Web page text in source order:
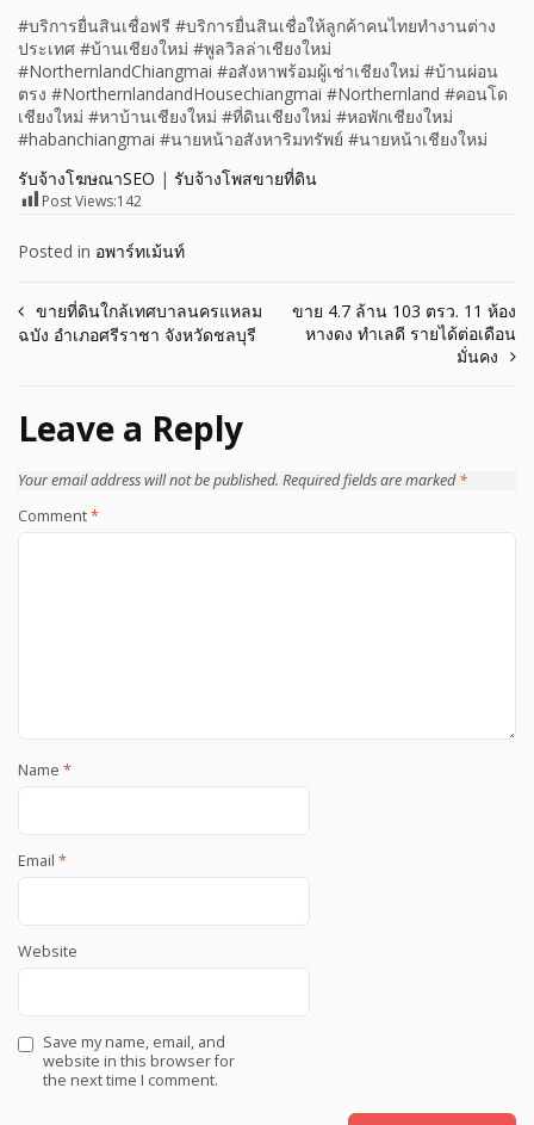
#บริการยื่นสินเชื่อฟรี #บริการยื่นสินเชื่อให้ลูกค้าคนไทยทำงานต่าง
ประเทศ #บ้านเชียงใหม่ #พูลวิลล่าเชียงใหม่
#NorthernlandChiangmai #อสังหาพร้อมผู้เช่าเชียงใหม่ #บ้านผ่อน
ตรง #NorthernlandandHousechiangmai #Northernland #คอนโด
เชียงใหม่ #หาบ้านเชียงใหม่ #ที่ดินเชียงใหม่ #หอพักเชียงใหม่
#habanchiangmai #นายหน้าอสังหาริมทรัพย์ #นายหน้าเชียงใหม่
รับจ้างโฆษณาSEO | รับจ้างโพสขายที่ดิน
Post Views:142
Posted in อพาร์ทเม้นท์
Post
ขายที่ดินใกล้เทศบาลนครแหลม
ฉบัง อำเภอศรีราชา จังหวัดชลบุรี
ขาย 4.7 ล้าน 103 ตรว. 11 ห้อง
หางดง ทำเลดี รายได้ต่อเดือน
มั่นคง
Leave a Reply
Your email address will not be published. Required fields are marked*
Comment*
Name *
Email *
Website
Save my name, email, and
website in this browser for
the next time I comment.